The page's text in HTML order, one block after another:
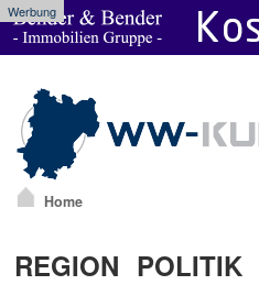
Werbung
Home
REGION POLITIK